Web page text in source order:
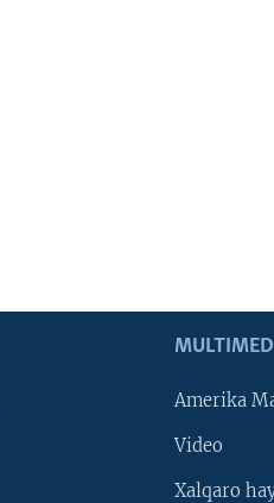
Amerika
Video
Xalqaro